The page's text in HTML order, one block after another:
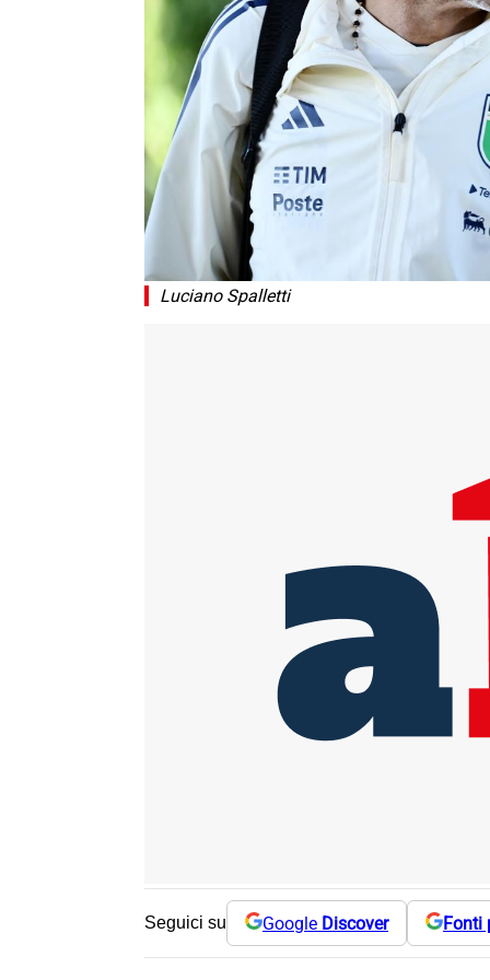
Luciano Spalletti
Seguici su Google Discover Fonti